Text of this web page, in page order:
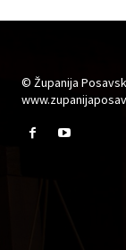
© Županija